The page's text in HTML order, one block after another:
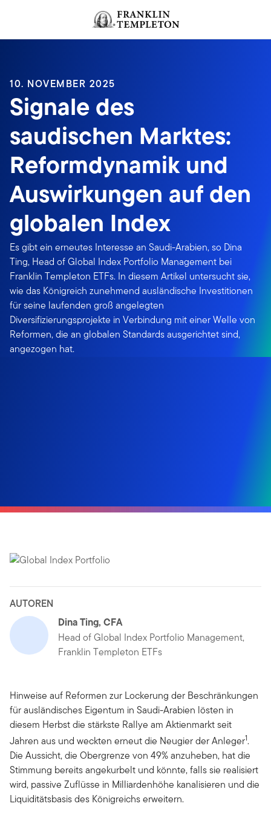
Header menu toggle
10. NOVEMBER 2025
Signale des
saudischen Marktes:
Reformdynamik und
Auswirkungen auf den
globalen Index
Es gibt ein erneutes Interesse an Saudi-Arabien, so Dina
Ting, Head of Global Index Portfolio Management bei
Franklin Templeton ETFs. In diesem Artikel untersucht sie,
wie das Königreich zunehmend ausländische Investitionen
für seine laufenden groß angelegten
Diversifizierungsprojekte in Verbindung mit einer Welle von
Reformen, die an globalen Standards ausgerichtet sind,
angezogen hat.
AUTOREN
Dina Ting, CFA
Head of Global Index Portfolio Management,
Franklin Templeton ETFs
Hinweise auf Reformen zur Lockerung der Beschränkungen
für ausländisches Eigentum in Saudi-Arabien lösten in
diesem Herbst die stärkste Rallye am Aktienmarkt seit
Jahren aus und weckten erneut die Neugier der Anleger1.
Die Aussicht, die Obergrenze von 49% anzuheben, hat die
Stimmung bereits angekurbelt und könnte, falls sie realisiert
wird, passive Zuflüsse in Milliardenhöhe kanalisieren und die
Liquiditätsbasis des Königreichs erweitern.